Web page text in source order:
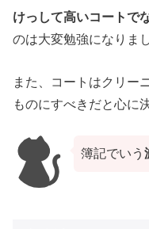
けっして高いコートで
のは大変勉強になりまし
また、コートはクリー
ものにすべきだと心に
簿記でいう